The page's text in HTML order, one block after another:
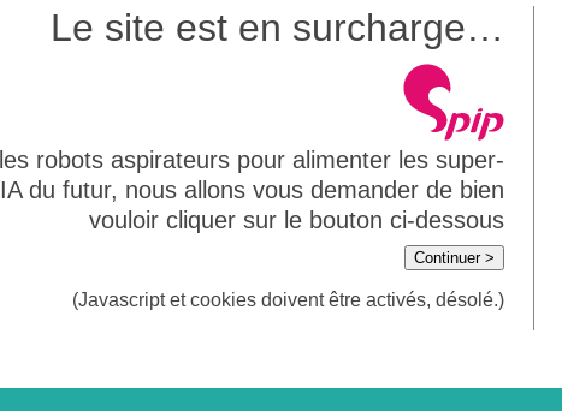
Le site est en surcharge…
robots aspirateurs pour alimenter les super-
du futur, nous allons vous demander de bien
vouloir cliquer sur le bouton ci-dessous
Continuer >
(Javascript et cookies doivent être activés, désolé.)